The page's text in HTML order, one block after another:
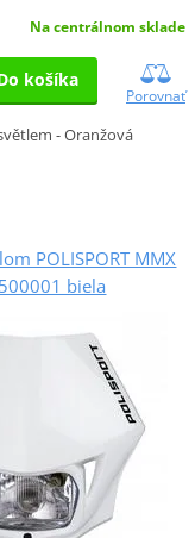
Na centrálnom sklade
košíka
Porovnať
- Oranžová
POLISPORT MMX
biela